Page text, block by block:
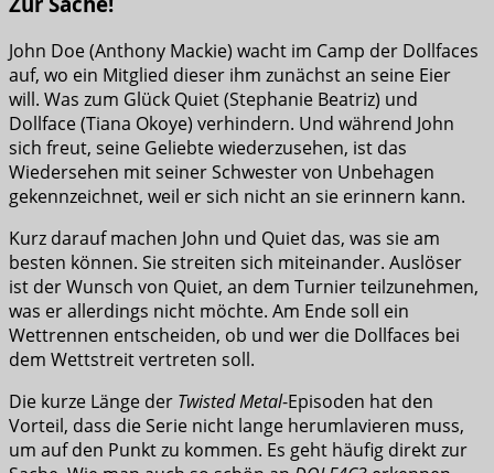
John Doe (Anthony Mackie) wacht im Camp der Dollfaces
auf, wo ein Mitglied dieser ihm zunächst an seine Eier
will. Was zum Glück Quiet (Stephanie Beatriz) und
Dollface (Tiana Okoye) verhindern. Und während John
sich freut, seine Geliebte wiederzusehen, ist das
Wiedersehen mit seiner Schwester von Unbehagen
gekennzeichnet, weil er sich nicht an sie erinnern kann.
Kurz darauf machen John und Quiet das, was sie am
besten können. Sie streiten sich miteinander. Auslöser
ist der Wunsch von Quiet, an dem Turnier teilzunehmen,
was er allerdings nicht möchte. Am Ende soll ein
Wettrennen entscheiden, ob und wer die Dollfaces bei
dem Wettstreit vertreten soll.
Die kurze Länge der Twisted Metal-Episoden hat den
Vorteil, dass die Serie nicht lange herumlavieren muss,
um auf den Punkt zu kommen. Es geht häufig direkt zur